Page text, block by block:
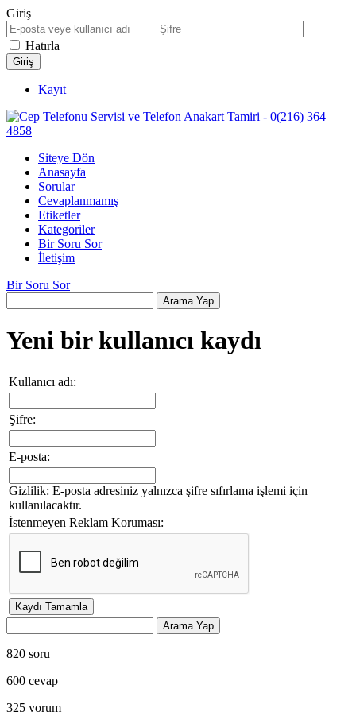
Giriş
Hatırla
Kayıt
Siteye Dön
Anasayfa
Sorular
Cevaplanmamış
Etiketler
Kategoriler
Bir Soru Sor
İletişim
Bir Soru Sor
Yeni bir kullanıcı kaydı
Kullanıcı adı:
Şifre:
E-posta:
Gizlilik: E-posta adresiniz yalnızca şifre sıfırlama işlemi için
kullanılacaktır.
İstenmeyen Reklam Koruması:
820 soru
600 cevap
325 yorum